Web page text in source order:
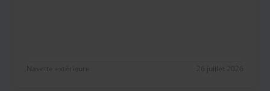
Navette extérieure 26 juillet 2026